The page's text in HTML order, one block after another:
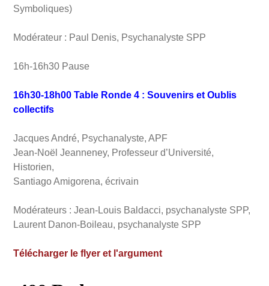
Symboliques)
Modérateur : Paul Denis, Psychanalyste SPP
16h-16h30 Pause
16h30-18h00 Table Ronde 4 : Souvenirs et Oublis
collectifs
Jacques André, Psychanalyste, APF
Jean-Noël Jeanneney, Professeur d’Université,
Historien,
Santiago Amigorena, écrivain
Modérateurs : Jean-Louis Baldacci, psychanalyste SPP,
Laurent Danon-Boileau, psychanalyste SPP
Télécharger le flyer et l'argument